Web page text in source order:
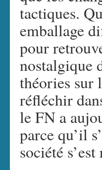
tactiques.
emballage
pour
nostalgique
théories sur
réfléchir
le FN a
parce qu’il
société